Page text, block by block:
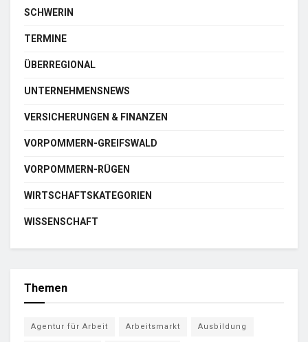
SCHWERIN
TERMINE
ÜBERREGIONAL
UNTERNEHMENSNEWS
VERSICHERUNGEN & FINANZEN
VORPOMMERN-GREIFSWALD
VORPOMMERN-RÜGEN
WIRTSCHAFTSKATEGORIEN
WISSENSCHAFT
Themen
Agentur für Arbeit Arbeitsmarkt Ausbildung